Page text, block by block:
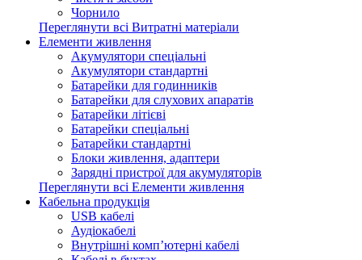
Чорнило
Переглянути всі Витратні матеріали
Елементи живлення
Акумулятори спеціальні
Акумулятори стандартні
Батарейки для годинників
Батарейки для слухових апаратів
Батарейки літієві
Батарейки спеціальні
Батарейки стандартні
Блоки живлення, адаптери
Зарядні пристрої для акумуляторів
Переглянути всі Елементи живлення
Кабельна продукція
USB кабелі
Аудіокабелі
Внутрішні комп’ютерні кабелі